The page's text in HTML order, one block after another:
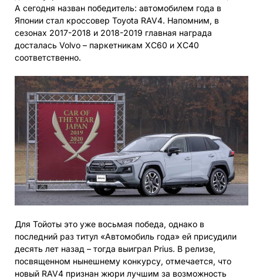
А сегодня назван победитель: автомобилем года в
Японии стал кроссовер Toyota RAV4. Напомним, в
сезонах 2017-2018 и 2018-2019 главная награда
досталась Volvo – паркетникам XC60 и XC40
соответственно.
Для Тойоты это уже восьмая победа, однако в
последний раз титул «Автомобиль года» ей присудили
десять лет назад – тогда выиграл Prius. В релизе,
посвященном нынешнему конкурсу, отмечается, что
новый RAV4 признан жюри лучшим за возможность